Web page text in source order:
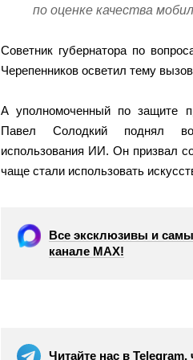
по оценке качества
Советник губернатора по
Черепенников осветил тему
А уполномоченный по защите
Павел Солодкий поднял
использования ИИ. Он призвал
чаще стали использовать
Все эксклюзивы и
канале МАХ!
Читайте нас в